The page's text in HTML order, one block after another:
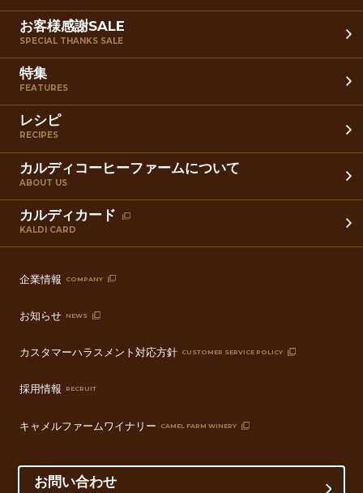
お客様感謝SALE
SPECIAL THANKS SALE
特集
FEATURES
レシピ
RECIPES
カルディコーヒーファームについて
ABOUT US
カルディカード
KALDI CARD
企業情報 COMPANY
お知らせ NEWS
カスタマーハラスメント対応方針 CUSTOMER SERVICE POLICY
採用情報 RECRUIT
キャメルファームワイナリー CAMEL FARM WINERY
お問い合わせ